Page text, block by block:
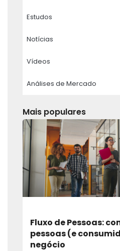
Estudos
Notícias
Vídeos
Análises de Mercado
Mais populares
Fluxo de Pessoas:
pessoas (e
negócio